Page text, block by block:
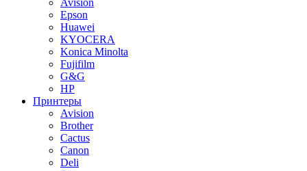
Avision
Epson
Huawei
KYOCERA
Konica Minolta
Fujifilm
G&G
HP
Принтеры
Avision
Brother
Cactus
Canon
Deli